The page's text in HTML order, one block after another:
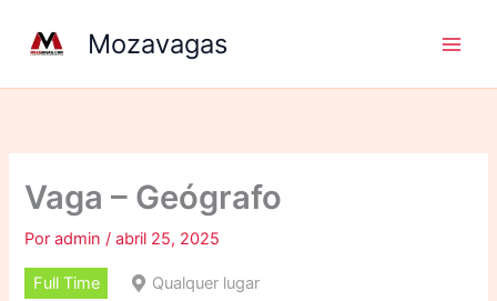
conteúdo
Mozavagas
Vaga – Geógrafo
Poradmin/abril 25, 2025
Full Time
Qualquer lugar